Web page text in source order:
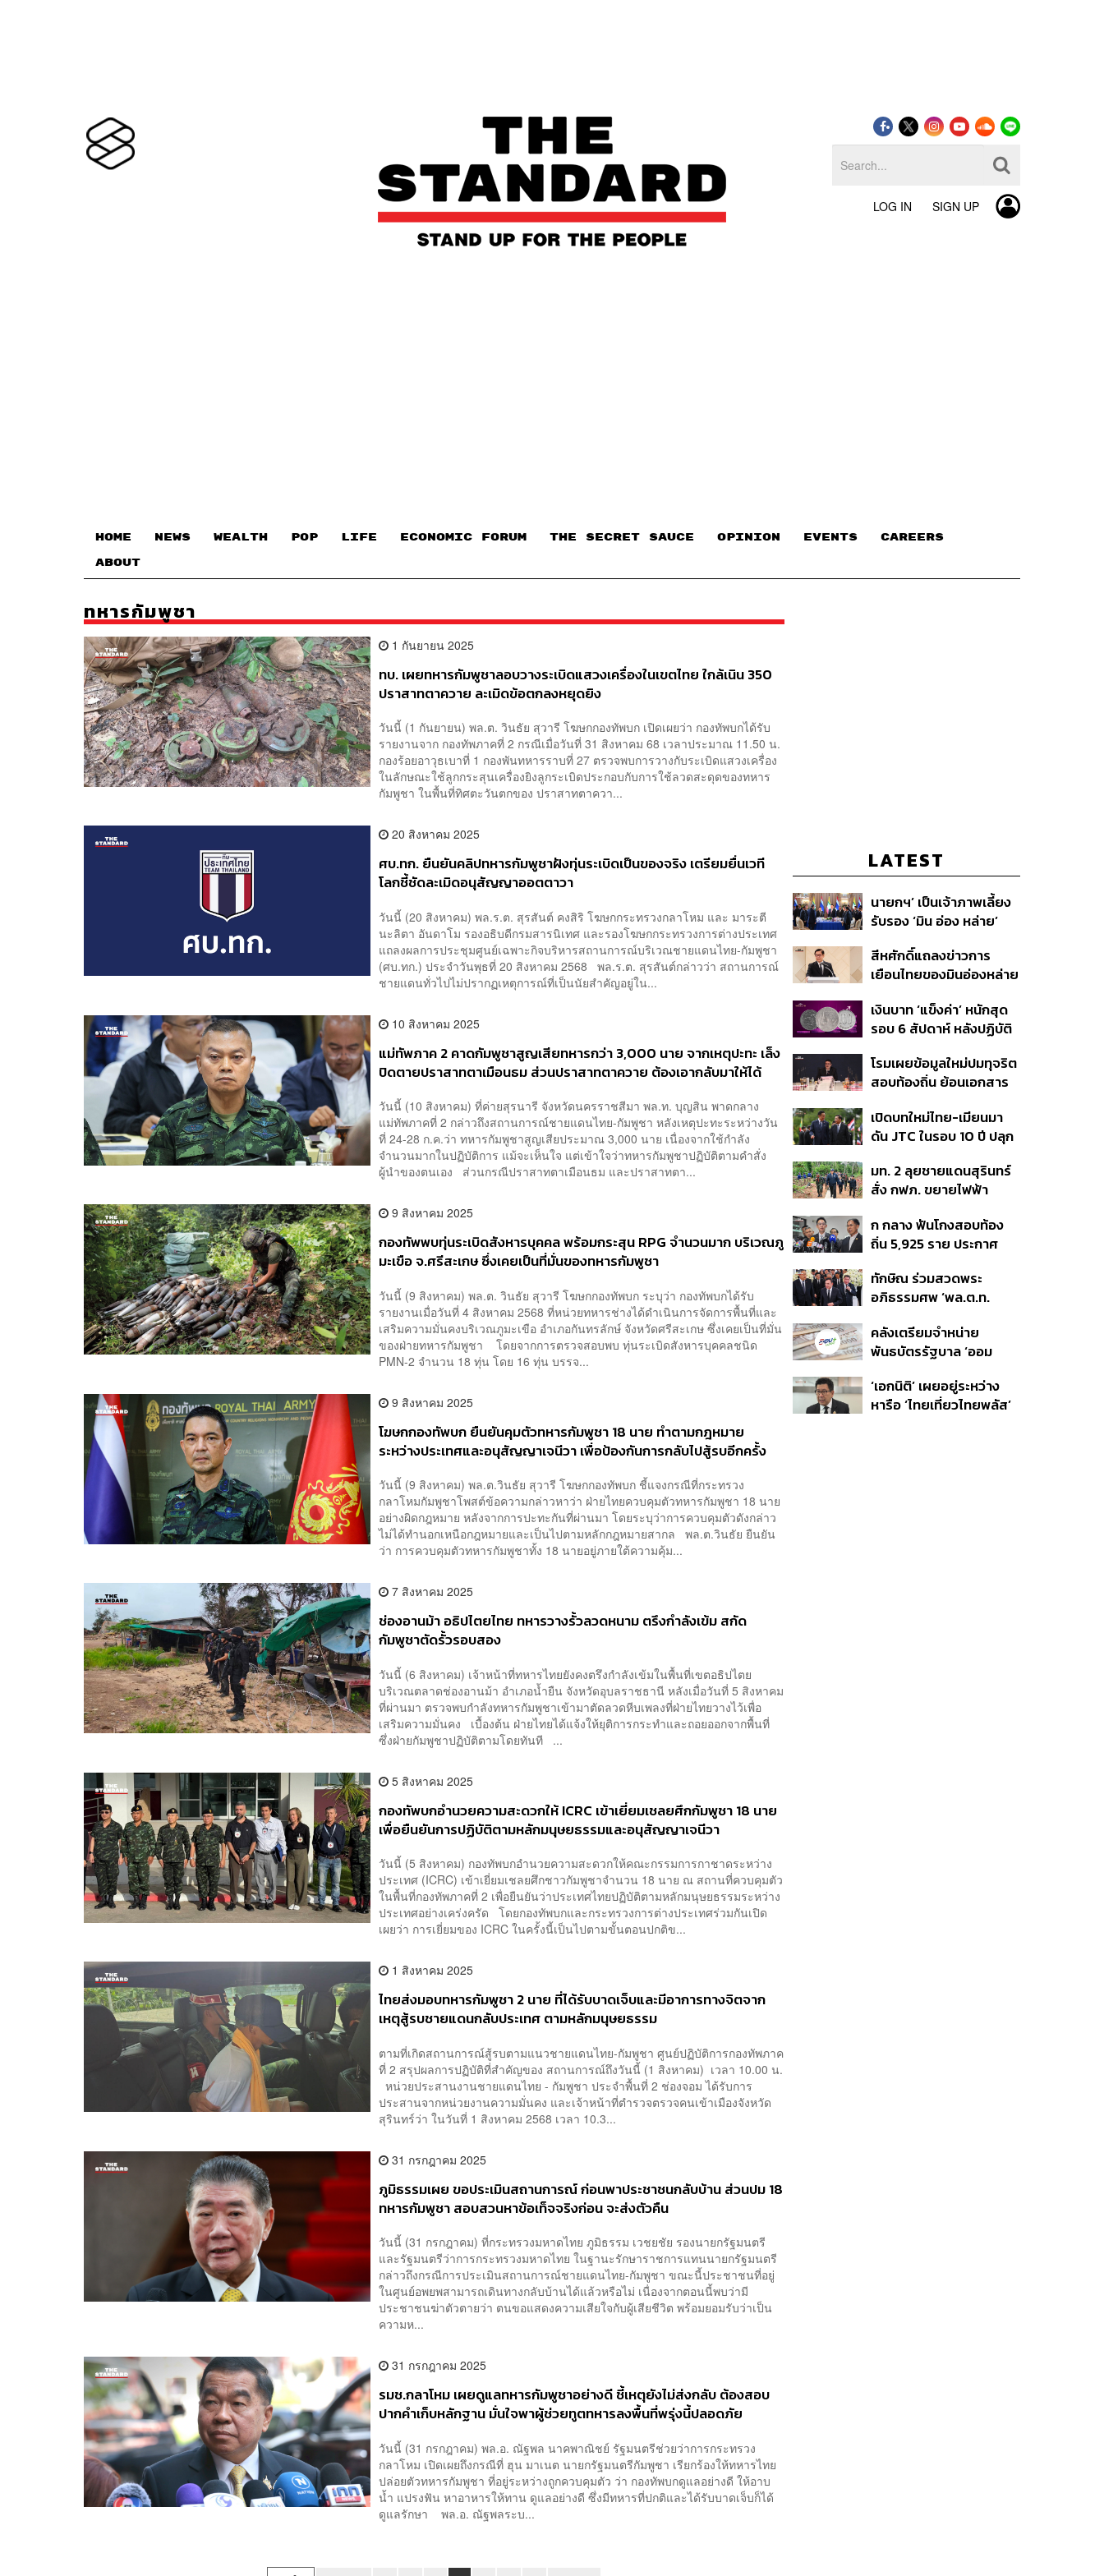
LOG IN SIGN UP
HOME NEWS WEALTH POP LIFE ECONOMIC FORUM THE SECRET SAUCE​ OPINION EVENTS CAREERS
ABOUT
ทหารกัมพูชา
1 กันยายน 2025
ทบ. เผยทหารกัมพูชาลอบวางระเบิดแสวงเครื่องในเขตไทย ใกล้เนิน 350
ปราสาทตาควาย ละเมิดข้อตกลงหยุดยิง
วันนี้ (1 กันยายน) พล.ต. วินธัย สุวารี โฆษกกองทัพบก เปิดเผยว่า กองทัพบกได้รับ
รายงานจาก กองทัพภาคที่ 2 กรณีเมื่อวันที่ 31 สิงหาคม 68 เวลาประมาณ 11.50 น.
กองร้อยอาวุธเบาที่ 1 กองพันทหารราบที่ 27 ตรวจพบการวางกับระเบิดแสวงเครื่อง
ในลักษณะใช้ลูกกระสุนเครื่องยิงลูกระเบิดประกอบกับการใช้ลวดสะดุดของทหาร
กัมพูชา ในพื้นที่ทิศตะวันตกของ ปราสาทตาควา...
20 สิงหาคม 2025
ศบ.ทก.​ ยืนยัน​คลิปทหารกัมพูชาฝังทุ่นระเบิด​เป็นของจริง​ เตรียมยื่นเวที
โลกชี้ชัดละเมิดอนุสัญญาออตตาวา
วันนี้ (20 สิงหาคม) พล.ร.ต. สุรสันต์ คงสิริ โฆษกกระทรวงกลาโหม​ และ มาระตี
นะลิตา อันดาโม รองอธิบดีกรมสารนิเทศ และรองโฆษกกระทรวงการต่างประเทศ
แถลงผลการประชุมศูนย์เฉพาะกิจบริหารสถานการณ์บริเวณชายแดนไทย-กัมพูชา
(ศบ.ทก.)​ ประจำวันพุธที่ 20 สิงหาคม​ 2568 พล.ร.ต. สุร​สันต์​กล่าวว่า​ สถานการณ์
ชายแดนทั่วไปไม่ปรากฏเหตุการณ์ที่เป็นนัยสำคัญอยู่ใน...
10 สิงหาคม 2025
แม่ทัพภาค 2 คาดกัมพูชาสูญเสียทหารกว่า 3,000 นาย จากเหตุปะทะ เล็ง
ปิดตายปราสาทตาเมือนธม ส่วนปราสาทตาควาย ต้องเอากลับมาให้ได้
วันนี้ (10 สิงหาคม) ที่ค่ายสุรนารี จังหวัดนครราชสีมา พล.ท. บุญสิน พาดกลาง
แม่ทัพภาคที่ 2 กล่าวถึงสถานการณ์ชายแดนไทย-กัมพูชา หลังเหตุปะทะระหว่างวัน
ที่ 24-28 ก.ค.ว่า ทหารกัมพูชาสูญเสียประมาณ 3,000 นาย เนื่องจากใช้กำลัง
จำนวนมากในปฏิบัติการ แม้จะเห็นใจ แต่เข้าใจว่าทหารกัมพูชาปฏิบัติตามคำสั่ง
ผู้นำของตนเอง ส่วนกรณีปราสาทตาเมือนธม และปราสาทตา...
9 สิงหาคม 2025
กองทัพพบทุ่นระเบิดสังหารบุคคล พร้อมกระสุน RPG จำนวนมาก บริเวณภู
มะเขือ จ.ศรีสะเกษ ซึ่งเคยเป็นที่มั่นของทหารกัมพูชา
วันนี้ (9 สิงหาคม) พล.ต. วินธัย สุวารี โฆษกกองทัพบก ระบุว่า กองทัพบกได้รับ
รายงานเมื่อวันที่ 4 สิงหาคม 2568 ที่หน่วยทหารช่างได้ดำเนินการจัดการพื้นที่และ
เสริมความมั่นคงบริเวณภูมะเขือ อำเภอกันทรลักษ์ จังหวัดศรีสะเกษ ซึ่งเคยเป็นที่มั่น
ของฝ่ายทหารกัมพูชา โดยจากการตรวจสอบพบ ทุ่นระเบิดสังหารบุคคลชนิด
PMN-2 จำนวน 18 ทุ่น โดย 16 ทุ่น บรรจ...
9 สิงหาคม 2025
โฆษกกองทัพบก ยืนยันคุมตัวทหารกัมพูชา 18 นาย ทำตามกฎหมาย
ระหว่างประเทศและอนุสัญญาเจนีวา เพื่อป้องกันการกลับไปสู้รบอีกครั้ง
วันนี้ (9 สิงหาคม) พล.ต.วินธัย สุวารี โฆษกกองทัพบก ชี้แจงกรณีที่กระทรวง
กลาโหมกัมพูชาโพสต์ข้อความกล่าวหาว่า ฝ่ายไทยควบคุมตัวทหารกัมพูชา 18 นาย
อย่างผิดกฎหมาย หลังจากการปะทะกันที่ผ่านมา โดยระบุว่าการควบคุมตัวดังกล่าว
ไม่ได้ทำนอกเหนือกฎหมายและเป็นไปตามหลักกฎหมายสากล พล.ต.วินธัย ยืนยัน
ว่า การควบคุมตัวทหารกัมพูชาทั้ง 18 นายอยู่ภายใต้ความคุ้ม...
7 สิงหาคม 2025
ช่องอานม้า อธิปไตยไทย ทหารวางรั้วลวดหนาม ตรึงกำลังเข้ม สกัด
กัมพูชาตัดรั้วรอบสอง
วันนี้ (6 สิงหาคม) เจ้าหน้าที่ทหารไทยยังคงตรึงกำลังเข้มในพื้นที่เขตอธิปไตย
บริเวณตลาดช่องอานม้า อำเภอน้ำยืน จังหวัดอุบลราชธานี หลังเมื่อวันที่ 5 สิงหาคม
ที่ผ่านมา ตรวจพบกำลังทหารกัมพูชาเข้ามาตัดลวดหีบเพลงที่ฝ่ายไทยวางไว้เพื่อ
เสริมความมั่นคง เบื้องต้น ฝ่ายไทยได้แจ้งให้ยุติการกระทำและถอยออกจากพื้นที่
ซึ่งฝ่ายกัมพูชาปฏิบัติตามโดยทันที ...
5 สิงหาคม 2025
กองทัพบกอำนวยความสะดวกให้ ICRC เข้าเยี่ยมเชลยศึกกัมพูชา 18 นาย
เพื่อยืนยันการปฏิบัติตามหลักมนุษยธรรมและอนุสัญญาเจนีวา
วันนี้ (5 สิงหาคม) กองทัพบกอำนวยความสะดวกให้คณะกรรมการกาชาดระหว่าง
ประเทศ (ICRC) เข้าเยี่ยมเชลยศึกชาวกัมพูชาจำนวน 18 นาย ณ สถานที่ควบคุมตัว
ในพื้นที่กองทัพภาคที่ 2 เพื่อยืนยันว่าประเทศไทยปฏิบัติตามหลักมนุษยธรรมระหว่าง
ประเทศอย่างเคร่งครัด โดยกองทัพบกและกระทรวงการต่างประเทศร่วมกันเปิด
เผยว่า การเยี่ยมของ ICRC ในครั้งนี้เป็นไปตามขั้นตอนปกติข...
1 สิงหาคม 2025
ไทยส่งมอบทหารกัมพูชา 2 นาย ที่ได้รับบาดเจ็บและมีอาการทางจิตจาก
เหตุสู้รบชายแดนกลับประเทศ ตามหลักมนุษยธรรม
ตามที่เกิดสถานการณ์สู้รบตามแนวชายแดนไทย-กัมพูชา ศูนย์ปฏิบัติการกองทัพภาค
ที่ 2 สรุปผลการปฏิบัติที่สำคัญของ สถานการณ์ถึงวันนี้ (1 สิงหาคม) เวลา 10.00 น.
หน่วยประสานงานชายแดนไทย - กัมพูชา ประจำพื้นที่ 2 ช่องจอม ได้รับการ
ประสานจากหน่วยงานความมั่นคง และเจ้าหน้าที่ตำรวจตรวจคนเข้าเมืองจังหวัด
สุรินทร์ว่า ในวันที่ 1 สิงหาคม 2568 เวลา 10.3...
31 กรกฎาคม 2025
ภูมิธรรมเผย ขอประเมินสถานการณ์ ก่อนพาประชาชนกลับบ้าน ส่วนปม 18
ทหารกัมพูชา สอบสวนหาข้อเท็จจริงก่อน จะส่งตัวคืน
วันนี้ (31 กรกฎาคม) ที่กระทรวงมหาดไทย ภูมิธรรม เวชยชัย รองนายกรัฐมนตรี
และรัฐมนตรีว่าการกระทรวงมหาดไทย ในฐานะรักษาราชการแทนนายกรัฐมนตรี
กล่าวถึงกรณีการประเมินสถานการณ์ชายแดนไทย-กัมพูชา ขณะนี้ประชาชนที่อยู่
ในศูนย์อพยพสามารถเดินทางกลับบ้านได้แล้วหรือไม่ เนื่องจากตอนนี้พบว่ามี
ประชาชนฆ่าตัวตายว่า ตนขอแสดงความเสียใจกับผู้เสียชีวิต พร้อมยอมรับว่าเป็น
ความห...
31 กรกฎาคม 2025
รมช.กลาโหม เผย​ดูแลทหารกัมพูชาอย่างดี​ ชี้เหตุยังไม่ส่งกลับ​ ต้องสอบ
ปากคำเก็บหลักฐาน มั่นใจพาผู้ช่วยทูตทหารลงพื้นที่พรุ่งนี้ปลอดภัย
วันนี้ (31 กรกฎาคม) พล.อ. ณัฐพล นาคพาณิชย์ รัฐมนตรีช่วยว่าการกระทรวง
กลาโหม​ เปิดเผยถึงกรณีที่​ ฮุน​ มาเนต นายกรัฐมนตรีกัมพูชา เรียกร้องให้ทหารไทย
ปล่อยตัวทหารกัมพูชา​ ที่อยู่ระหว่างถูกควบคุมตัว​ ว่า กองทัพบกดูแลอย่างดี​ ให้อาบ
น้ำ​ แปรงฟัน​ หาอาหารให้ทาน​ ดูแลอย่างดี​ ซึ่งมีทหารที่ปกติและได้รับบาดเจ็บ​ก็ได้
ดูแลรักษา​ พล.อ. ณัฐพลระบ...
LATEST
นายกฯ’ เป็นเจ้าภาพเลี้ยง
รับรอง ‘มิน อ่อง หล่าย’
ร่วมงาน
สีหศักดิ์แถลงข่าวการ
เยือนไทยของมินอ่องหล่าย
สร้างสรรค์ ตรงไปตรงมา
ย้ำต้องการให้เมียนมากลับ
เงินบาท ‘แข็งค่า’ หนักสุด
รอบ 6 สัปดาห์ หลังปฏิบัติ
สหรัฐฯ-ญี่ปุ่น Standard
Chartered เปิดเป้าสิ้นปีนี้
ต่อดอลลาร์
โรมเผยข้อมูลใหม่ปมทุจริต
สอบท้องถิ่น ย้อนเอกสาร
อนุทิน จ่อสอบต่อเอี่ยว
ตัดตอน ม.บูรพา หรือไม่
เปิดบทใหม่ไทย-เมียนมา
ดัน JTC ในรอบ 10 ปี ปลุก
ชายแดน ท่าเรือน้ำลึก
ทวาย
มท. 2 ลุยชายแดนสุรินทร์
สั่ง กฟภ. ขยายไฟฟ้า
350’ เสริมความมั่นคง
ชายแดน
ก กลาง ฟันโกงสอบท้อง
ถิ่น 5,925 ราย ประกาศ
ราย รอ ป.ป.ช. ขีดเส้นแล้ว
เสร็จ 31 ส.ค.
ทักษิณ ร่วมสวดพระ
อภิธรรมศพ ‘พล.ต.ท.
สิน’ สิริอายุ 103 ปี แกนนำ
เพื่อไทย-บุคคลหลาก
คลังเตรียมจำหน่าย
พันธบัตรรัฐบาล ‘ออม
ก.ย.นี้ อาจเพิ่มสัดส่วนการ
ขายแบบ Small Lot First
‘เอกนิติ’ เผยอยู่ระหว่าง
หารือ ‘ไทยเที่ยวไทยพลัส’